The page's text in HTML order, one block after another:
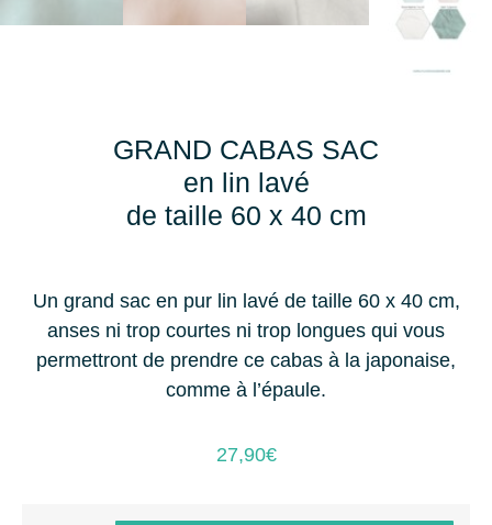
GRAND CABAS SAC
en lin lavé
de taille 60 x 40 cm
Un grand sac en pur lin lavé de taille 60 x 40 cm,
anses ni trop courtes ni trop longues qui vous
permettront de prendre ce cabas à la japonaise,
comme à l’épaule.
27,90€